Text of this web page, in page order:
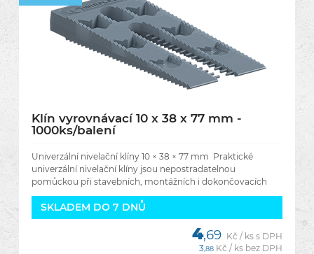
Klín vyrovnávací 10 x 38 x 77 mm -
1000ks/balení
Univerzální nivelační klíny 10 × 38 × 77 mm Praktické
univerzální nivelační klíny jsou nepostradatelnou
pomůckou při stavebních, montážních i dokončovacích
pracích. Umožňují
SKLADEM DO 7 DNŮ
4,69 Kč / ks s DPH
3,88 Kč / ks bez DPH